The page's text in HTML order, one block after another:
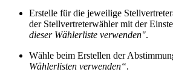
Erstelle für die jeweilige
der Stellvertreterwähler mit der
dieser Wählerliste verwenden".
Wähle beim Erstellen der
Wählerlisten verwenden“.